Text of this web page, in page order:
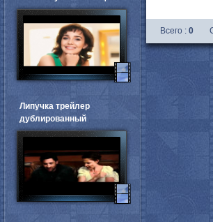
Всего : 0
Липучка трейлер
дублированный